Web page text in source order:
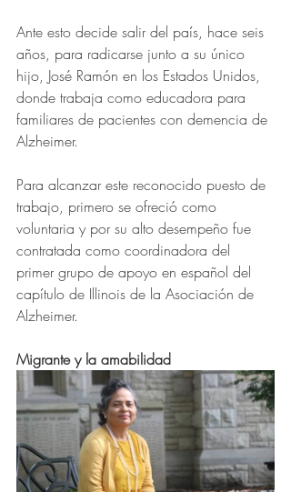
Ante esto decide salir del país, hace seis
años, para radicarse junto a su único
hijo, José Ramón en los Estados Unidos,
donde trabaja como educadora para
familiares de pacientes con demencia de
Alzheimer.
Para alcanzar este reconocido puesto de
trabajo, primero se ofreció como
voluntaria y por su alto desempeño fue
contratada como coordinadora del
primer grupo de apoyo en español del
capítulo de Illinois de la Asociación de
Alzheimer.
Migrante y la amabilidad